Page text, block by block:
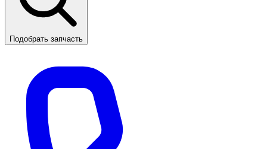
Подобрать запчасть